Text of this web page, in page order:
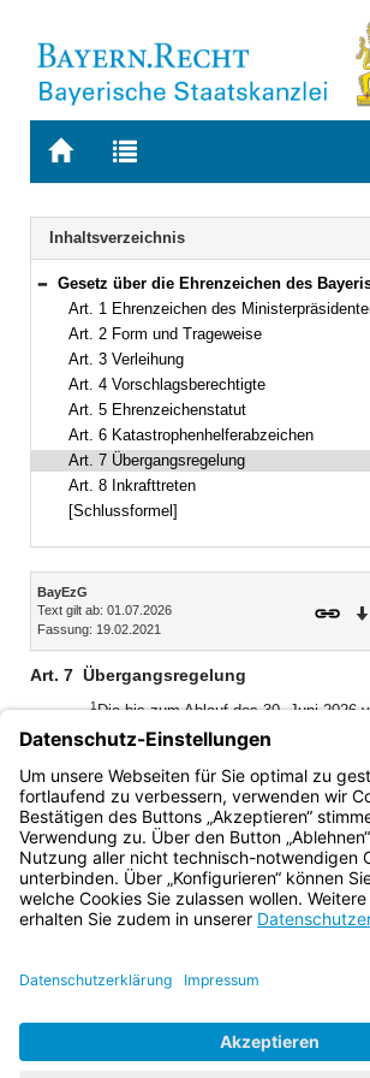
Zur
BAYERN.RECHT
Zur
letzten
Suche
Navigation
Inhaltsverzeichnis
Bereich reduzieren
Gesetz über die Ehrenzeichen des Bayerischen Ministerpräsidenten (Bayerisches Ehrenzeichengesetz – BayEzG) Vom 19.
Art. 1 Ehrenzeichen des
Art. 2 Form und Trageweise
Art. 3 Verleihung
Art. 4 Vorschlagsberechtigte
Art. 5 Ehrenzeichenstatut
Art. 6 Katastrophenhelferabzeichen
Art. 7 Übergangsregelung
Art. 8 Inkrafttreten
[Schlussformel]
Inhalt
BayEzG
Text gilt ab: 01.07.2026
Fassung: 19.02.2021
Art. 7 Übergangsregelung
1Die bis zum Ablauf des 30. Juni 2026
Ehrenzeichen für Verdienste im
weiterhin getragen werden.
Ehrenzeichen für Verdienste um Frieden
geltenden Vorschriften Anwendung.
Bayern.de
BayernPortal
Impressum